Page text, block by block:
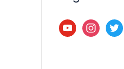
youtubeinstagram
twitter